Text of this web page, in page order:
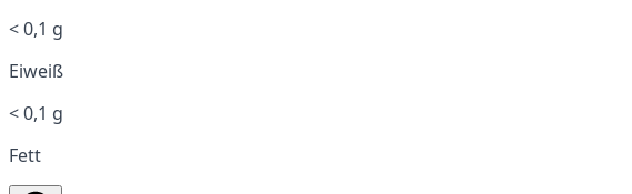
< 0,1 g
Eiweiß
< 0,1 g
Fett